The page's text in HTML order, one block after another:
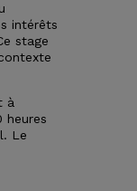
intérêts
stage
à
heures
Le